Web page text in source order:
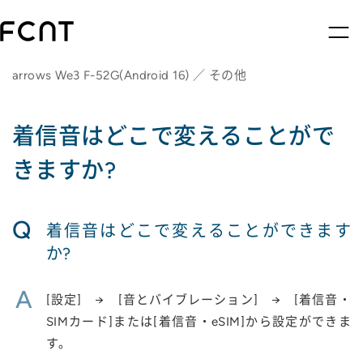
arrows We3 F-52G(Android 16) ／ その他
着信音はどこで変えることがで
きますか?
Q
着信音はどこで変えることができます
か?
A
[設定] → [音とバイブレーション] → [着信音・
SIMカード]または[着信音・eSIM]から設定ができま
す。